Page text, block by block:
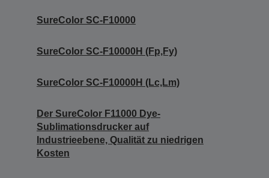
SureColor SC-F10000
SureColor SC-F10000H (Fp,Fy)
SureColor SC-F10000H (Lc,Lm)
Der SureColor F11000 Dye-
Sublimationsdrucker auf
Industrieebene, Qualität zu niedrigen
Kosten